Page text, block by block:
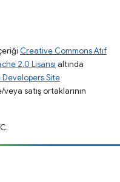
Creative Commons Atıf
2.0 Lisansı altında
Site
satış ortaklarının